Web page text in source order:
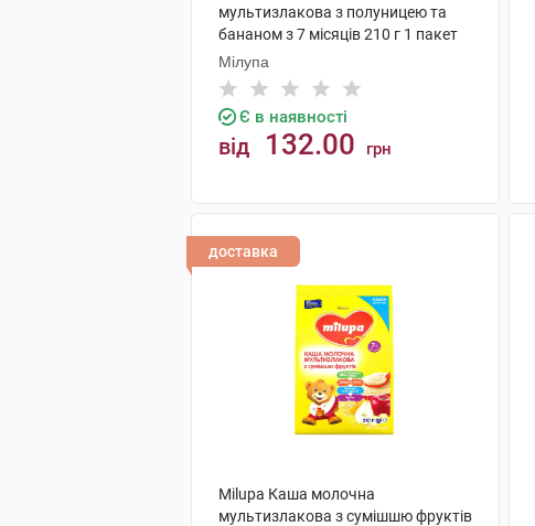
мультизлакова з полуницею та
бананом з 7 місяців 210 г 1 пакет
Мілупа
Є в наявності
від 132.00 грн
доставка
Milupa Каша молочна
мультизлакова з сумішшю фруктів